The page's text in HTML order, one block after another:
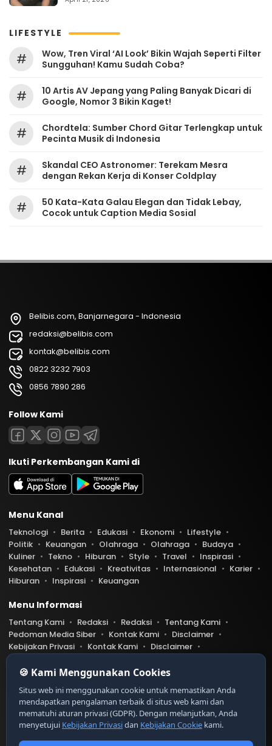
LIFESTYLE
#
Wow, Tren Viral ‘AI Look’ Bikin Wajah Seperti Filter
Sungguhan! Kamu Sudah Coba?
#
10 Artis AV Jepang yang Paling Banyak Dicari di
Google, Nomor 3 Bikin Kaget!
#
Chordtela: Sumber Chord Gitar Terlengkap untuk
Pecinta Musik di Indonesia
#
Skandal CEO Astronomer: Terekam Mesra
dengan Rekan Kerja di Konser Coldplay
#
50 Kata-Kata Galau Elegan dan Tidak Lebay,
Cocok untuk Caption Media Sosial
Belibis.com, Banjarnegara - Indonesia
redaksi@belibis.com
kontak@belibis.com
0822 3232 7903
0856 7890 286
Follow Kami
Ikuti Perkembangan Kami di
Menu Kanal
Teknologi Berita Edukasi Ekonomi
Lifestyle
Politik
Keuangan Olahraga Olahraga
Budaya
Kuliner
Tekno Hiburan Style Travel
Inspirasi
Kesehatan
Edukasi Kreativitas Internasional
Karier
Hiburan
Inspirasi Keuangan
Menu Informasi
Tentang Kami Redaksi Redaksi
Tentang Kami
Pedoman Media Siber
Kontak Kami
Disclaimer
Kebijakan Privasi
Kontak Kami
Disclaimer
Pedoman Media Siber
Belibis.com telah diverifikasi oleh Dewan Pers
tifikat Nomor 9999/DP-Verifikasi/K/XII/20XX
https://dewanpers.or.id/data/contoh-xxx
🍪 Kami Menggunakan Cookies
Situs web ini menggunakan cookie untuk memastikan Anda
mendapatkan pengalaman terbaik di situs web kami dan
mematuhi aturan privasi (GDPR). Dengan melanjutkan, Anda
menyetujui Kebijakan Privasidan Kebijakan Cookie kami.